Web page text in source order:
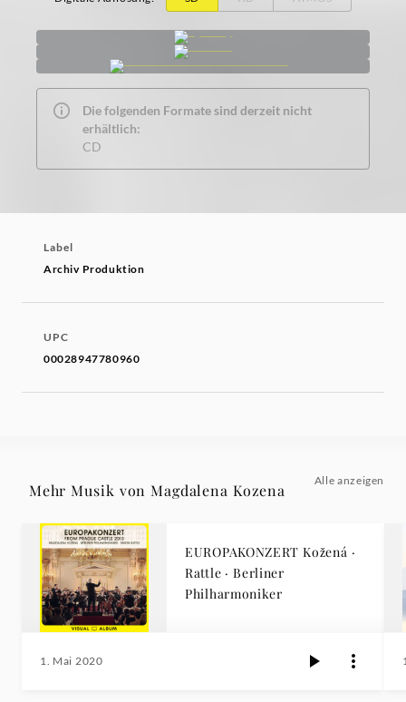
Die folgenden Formate sind derzeit nicht
erhältlich:
CD
Label
Archiv Produktion
UPC
00028947780960
Mehr Musik von Magdalena Kozena
Alle anzeigen
EUROPAKONZERT Kožená ·
Rattle · Berliner
Philharmoniker
1. Mai 2020